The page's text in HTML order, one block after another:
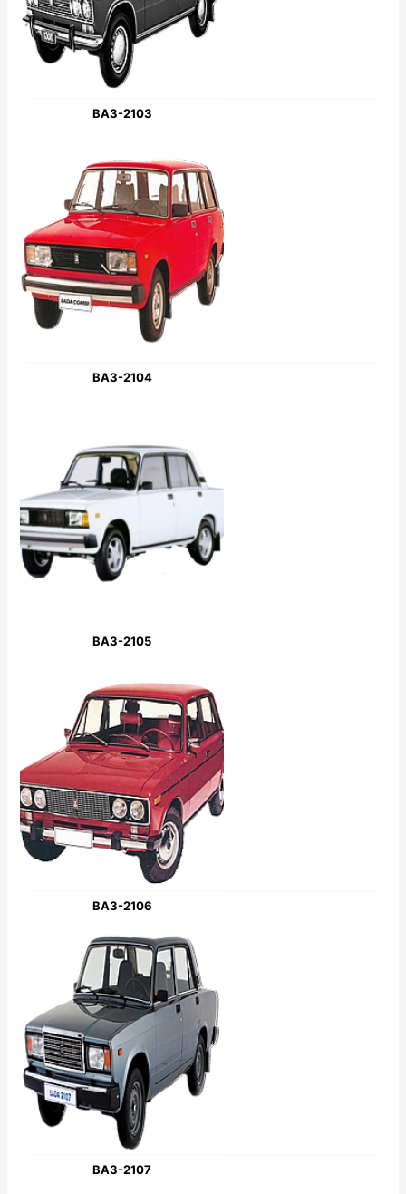
ВАЗ-2103
ВАЗ-2104
ВАЗ-2105
ВАЗ-2106
ВАЗ-2107